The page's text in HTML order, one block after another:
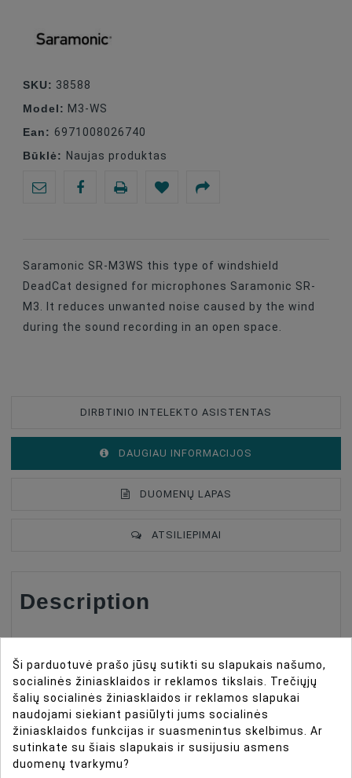
SKU: 38588
Model: M3-WS
Ean: 6971008026740
Būklė: Naujas produktas
Saramonic SR-M3WS this type of windshield
DeadCat designed for microphones Saramonic SR-
M3. It reduces unwanted noise caused by the wind
during the sound recording in an open space.
DIRBTINIO INTELEKTO ASISTENTAS
DAUGIAU INFORMACIJOS
DUOMENŲ LAPAS
ATSILIEPIMAI
Type Of Product
Description
designed for the Saramonic SR-M3 microphones. It
reduces unwanted wind noise when recording audio in
an open area.
The SR-M3WS deadcat is mounted on the foam shield
of the SR-M3 microphone or any other microphone
Ši parduotuvė prašo jūsų sutikti su slapukais našumo,
socialinės žiniasklaidos ir reklamos tikslais. Trečiųjų
šalių socialinės žiniasklaidos ir reklamos slapukai
naudojami siekiant pasiūlyti jums socialinės
žiniasklaidos funkcijas ir suasmenintus skelbimus. Ar
sutinkate su šiais slapukais ir susijusiu asmens
duomenų tvarkymu?